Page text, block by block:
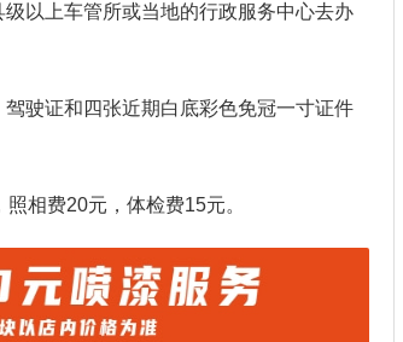
以上车管所或当地的行政服务中心去办
驶证和四张近期白底彩色免冠一寸证件
相费20元，体检费15元。